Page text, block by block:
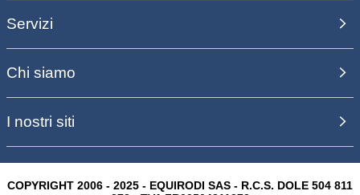
Servizi
Chi siamo
I nostri siti
COPYRIGHT 2006 - 2025 - EQUIRODI SAS - R.C.S. DOLE 504 811